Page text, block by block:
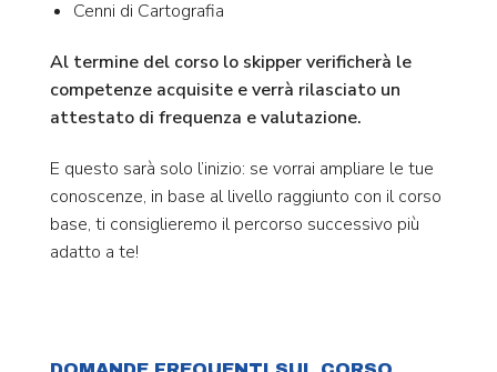
Cenni di Cartografia
Al termine del corso lo skipper verificherà le
competenze acquisite e verrà rilasciato un
attestato di frequenza e valutazione.
E questo sarà solo l’inizio: se vorrai ampliare le tue
conoscenze, in base al livello raggiunto con il corso
base, ti consiglieremo il percorso successivo più
adatto a te!